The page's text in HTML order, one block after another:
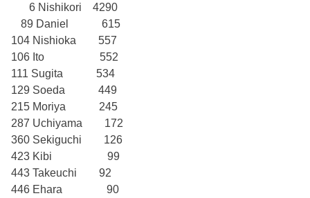
6 Nishikori 4290
89 Daniel 615
104 Nishioka 557
106 Ito 552
111 Sugita 534
129 Soeda 449
215 Moriya 245
287 Uchiyama 172
360 Sekiguchi 126
423 Kibi 99
443 Takeuchi 92
446 Ehara 90